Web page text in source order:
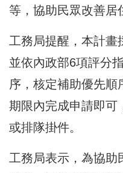
等，協助民眾改善居
工務局提醒，本計畫
並依內政部6項評分
序，核定補助優先順
期限內完成申請即可
或排隊掛件。
工務局表示，為協助